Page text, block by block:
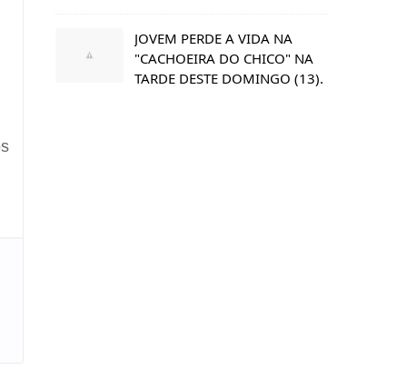
JOVEM PERDE A VIDA NA
"CACHOEIRA DO CHICO" NA
TARDE DESTE DOMINGO (13).